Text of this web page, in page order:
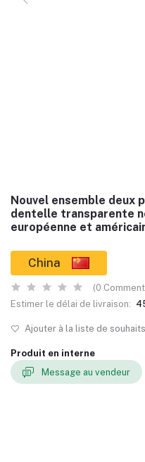
Nouvel ensemble deux
dentelle transparente
européenne et
China
(0
Estimer le délai de livraison:
Ajouter à la liste de souhaits
Produit en interne
Message au vendeur